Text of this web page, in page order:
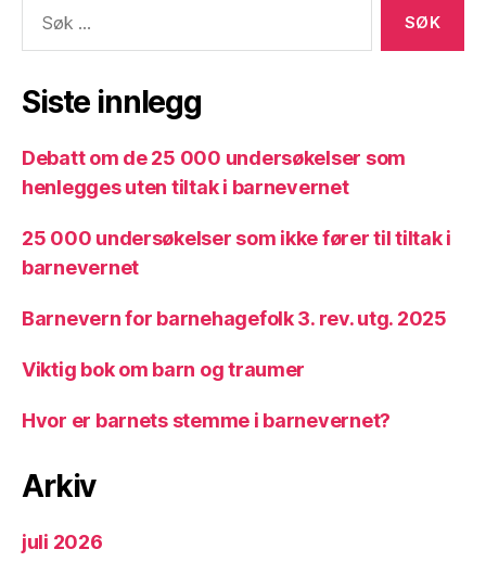
etter:
Siste innlegg
Debatt om de 25 000 undersøkelser som
henlegges uten tiltak i barnevernet
25 000 undersøkelser som ikke fører til tiltak i
barnevernet
Barnevern for barnehagefolk 3. rev. utg. 2025
Viktig bok om barn og traumer
Hvor er barnets stemme i barnevernet?
Arkiv
juli 2026